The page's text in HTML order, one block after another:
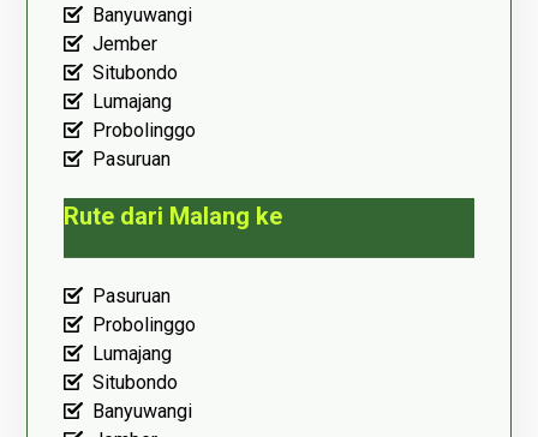
Banyuwangi
Jember
Situbondo
Lumajang
Probolinggo
Pasuruan
Rute dari Malang ke
Pasuruan
Probolinggo
Lumajang
Situbondo
Banyuwangi